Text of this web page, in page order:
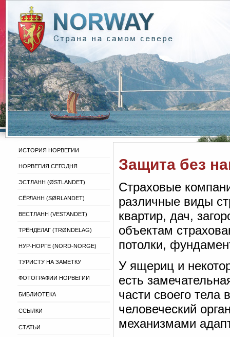
ИСТОРИЯ НОРВЕГИИ
НОРВЕГИЯ СЕГОДНЯ
ЭСТЛАНН (ØSTLANDET)
СЁРЛАНН (SØRLANDET)
ВЕСТЛАНН (VESTANDET)
ТРЁНДЕЛАГ (TRØNDELAG)
НУР-НОРГЕ (NORD-NORGE)
ТУРИСТУ НА ЗАМЕТКУ
ФОТОГРАФИИ НОРВЕГИИ
БИБЛИОТЕКА
ССЫЛКИ
СТАТЬИ
Защита без
Страховые
различные виды
квартир, дач,
объектам
потолки,
У ящериц и
есть
части своего
человеческий
механизмами